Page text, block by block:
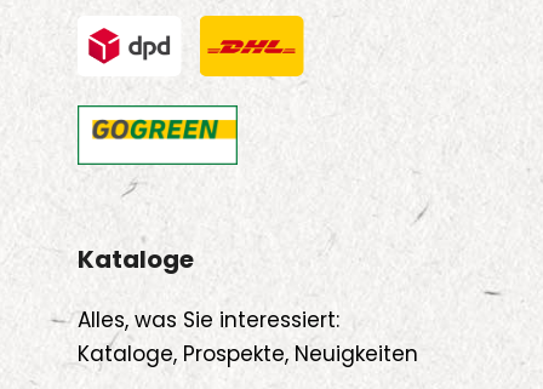
Kataloge
Alles, was Sie interessiert:
Kataloge, Prospekte, Neuigkeiten